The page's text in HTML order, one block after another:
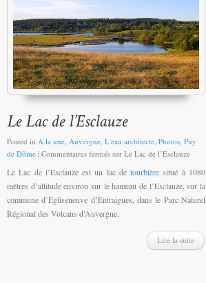
Posted in A la une Auvergne L'eau architecte Photos Puy
de Dôme | Commentaires fermés sur Le Lac de l’Esclauze
Le Lac de l’Esclauze est un lac detourbière situé à 1080
mètres d’altitude environ sur le hameau de l’Esclauze, sur la
commune d’Egliseneuve d’Entraigues, dans le Parc Naturel
Régional des Volcans d’Auvergne.
Lire la suite